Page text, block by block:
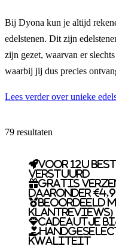
Bij Dyona kun je altijd
edelstenen. Dit zijn
zijn gezet, waarvan er
waarbij jij dus precies
Lees verder over unieke
79 resultaten
Voor 12u
verstuurd
Gratis
daaronder
Beoordeeld
klantreviews)
Cadeautje
kwaliteit